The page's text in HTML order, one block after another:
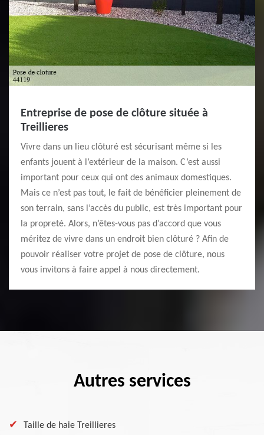
Entreprise de pose de clôture située à
Treillieres
Vivre dans un lieu clôturé est sécurisant même si les
enfants jouent à l’extérieur de la maison. C’est aussi
important pour ceux qui ont des animaux domestiques.
Mais ce n’est pas tout, le fait de bénéficier pleinement de
son terrain, sans l’accès du public, est très important pour
la propreté. Alors, n’êtes-vous pas d’accord que vous
méritez de vivre dans un endroit bien clôturé ? Afin de
pouvoir réaliser votre projet de pose de clôture, nous
vous invitons à faire appel à nous directement.
Autres services
Taille de haie Treillieres